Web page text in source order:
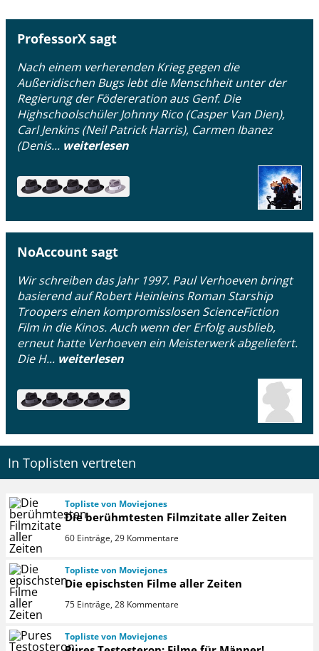
ProfessorX sagt
Nach einem verherenden Krieg gegen die
Außeridischen Bugs lebt die Menschheit unter der
Regierung der Födereration aus Genf. Die
Highschoolschüler Johnny Rico (Casper Van Dien),
Carl Jenkins (Neil Patrick Harris), Carmen Ibanez
(Denis... weiterlesen
NoAccount sagt
Wir schreiben das Jahr 1997. Paul Verhoeven bringt
basierend auf Robert Heinleins Roman Starship
Troopers einen kompromisslosen ScienceFiction
Film in die Kinos. Auch wenn der Erfolg ausblieb,
erneut hatte Verhoeven ein Meisterwerk abgeliefert.
Die H... weiterlesen
In Toplisten vertreten
Topliste von Moviejones
Die berühmtesten Filmzitate aller Zeiten
60 Einträge, 29 Kommentare
Topliste von Moviejones
Die epischsten Filme aller Zeiten
75 Einträge, 28 Kommentare
Topliste von Moviejones